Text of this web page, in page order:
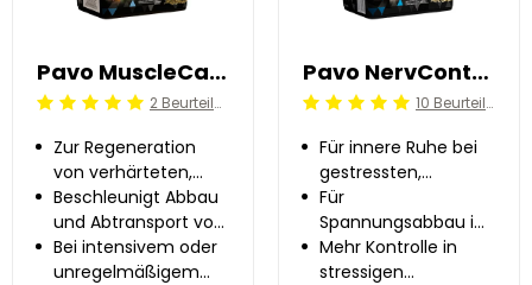
Pavo MuscleCare 3 kg
Beoordeling: 5/5 2 Beurteilung
Zur Regeneration
von verhärteten,
verspannten
Muskeln
Beschleunigt Abbau
und Abtransport von
Abfallstoffen
Bei intensivem oder
unregelmäßigem
Pavo NervControl 3 kg
Beoordeling: 5/5 10 Beurteilung
Für innere Ruhe bei
gestressten,
nervösen Pferden
Für
Spannungsabbau im
Körper
Mehr Kontrolle in
stressigen